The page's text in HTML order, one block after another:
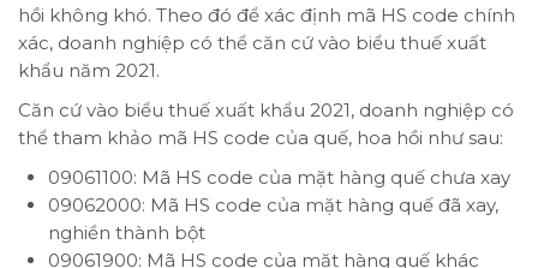
hồi không khó. Theo đó để xác định mã HS code chính
xác, doanh nghiệp có thể căn cứ vào biểu thuế xuất
khẩu năm 2021.
Căn cứ vào biểu thuế xuất khẩu 2021, doanh nghiệp có
thể tham khảo mã HS code của quế, hoa hồi như sau:
09061100: Mã HS code của mặt hàng quế chưa xay
09062000: Mã HS code của mặt hàng quế đã xay,
nghiền thành bột
09061900: Mã HS code của mặt hàng quế khác